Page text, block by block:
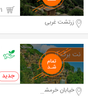
زرتشت غربی
0 خرید
خیابان خرمشهر(آپادانا)